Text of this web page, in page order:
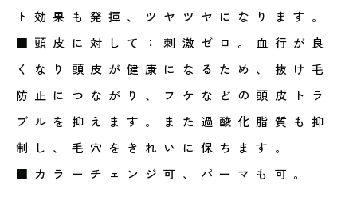
ト効果も発揮、ツヤツヤになります。
■頭皮に対して：刺激ゼロ。血行が良
くなり頭皮が健康になるため、抜け毛
防止につながり、フケなどの頭皮トラ
ブルを抑えます。また過酸化脂質も抑
制し、毛穴をきれいに保ちます。
■カラーチェンジ可、パーマも可。